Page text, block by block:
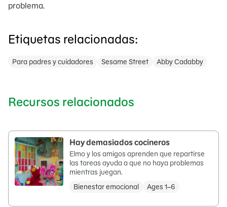
problema.
Etiquetas relacionadas:
Para padres y cuidadores Sesame Street Abby Cadabby
Recursos relacionados
Hay demasiados cocineros
Elmo y los amigos aprenden que repartirse
las tareas ayuda a que no haya problemas
mientras juegan.
Bienestar emocional
Ages 1–6